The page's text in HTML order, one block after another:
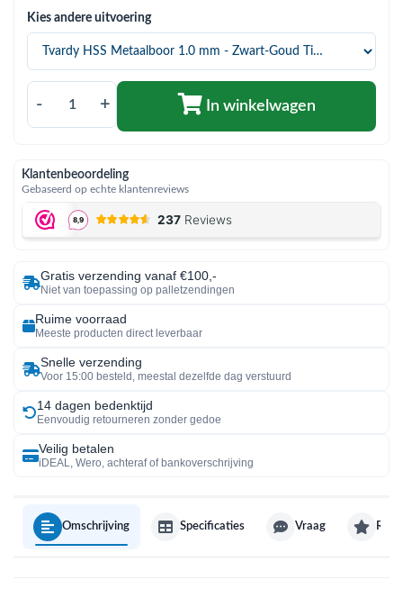
Kies andere uitvoering
- + In winkelwagen
Klantenbeoordeling
Gebaseerd op echte klantenreviews
Gratis verzending vanaf €100,-
Niet van toepassing op palletzendingen
Ruime voorraad
Meeste producten direct leverbaar
Snelle verzending
Voor 15:00 besteld, meestal dezelfde dag verstuurd
14 dagen bedenktijd
Eenvoudig retourneren zonder gedoe
Veilig betalen
iDEAL, Wero, achteraf of bankoverschrijving
Omschrijving Specificaties Vraag